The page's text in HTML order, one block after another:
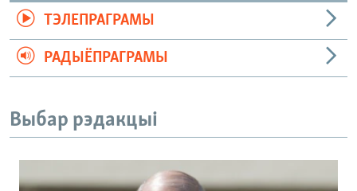
ТЭЛЕПРАГРАМЫ
РАДЫЁПРАГРАМЫ
Выбар рэдакцыі